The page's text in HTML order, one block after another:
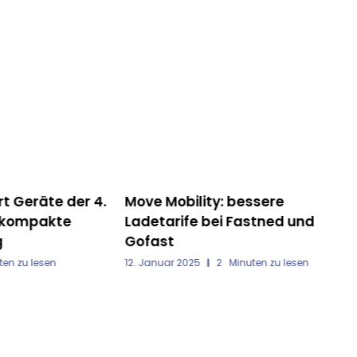
und
zu lesen
Testbericht: Shelly 3EM – das
günstige Energiemessgerät für
3 Phasen
25. November 2020 4 Minuten zu lesen